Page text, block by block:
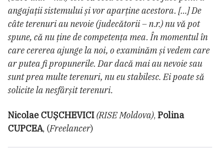
angajații sistemului și vor aparține acestora. […] De
câte terenuri au nevoie (judecătorii – n.r.) nu vă pot
spune, că nu ține de competența mea. În momentul în
care cererea ajunge la noi, o examinăm și vedem care
ar putea fi propunerile. Dar dacă mai au nevoie sau
sunt prea multe terenuri, nu eu stabilesc. Ei poate să
solicite la nesfârșit terenuri.
Nicolae CUȘCHEVICI (RISE Moldova), Polina
CUPCEA, (Freelancer)